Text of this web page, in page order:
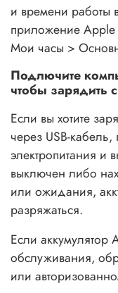
и времени работы
приложение Apple
Мои часы >
Подлючите
чтобы зарядить
Если вы хотите
через USB-
электропитания и
выключен либо
или ожидания,
разряжаться.
Если аккумулятор
обслуживания,
или